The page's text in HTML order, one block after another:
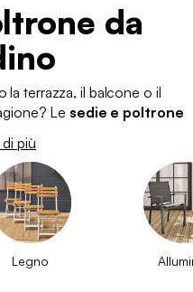
da
la terrazza, il balcone o il
Le sedie e poltrone
non si tratta solo di sedersi,
naturale fermarsi, sia
una conversazione.
cerchi un equilibrio
resistenti all’uso e
esposte ogni giorno
più
Legno